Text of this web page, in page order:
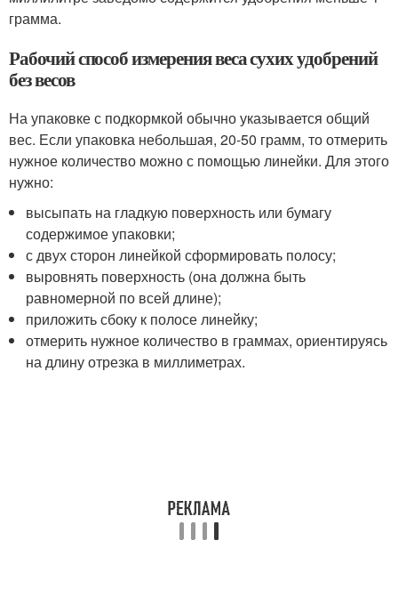
грамма.
Рабочий способ измерения веса сухих удобрений
без весов
На упаковке с подкормкой обычно указывается общий
вес. Если упаковка небольшая, 20-50 грамм, то отмерить
нужное количество можно с помощью линейки. Для этого
нужно:
высыпать на гладкую поверхность или бумагу
содержимое упаковки;
с двух сторон линейкой сформировать полосу;
выровнять поверхность (она должна быть
равномерной по всей длине);
приложить сбоку к полосе линейку;
отмерить нужное количество в граммах, ориентируясь
на длину отрезка в миллиметрах.